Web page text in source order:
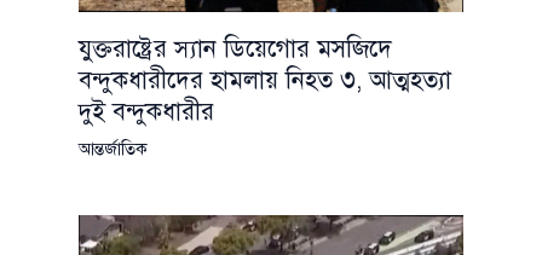
যুক্তরাষ্ট্রের স্যান ডিয়েগোর মসজিদে
বন্দুকধারীদের হামলায় নিহত ৩, আত্মহত্যা
দুই বন্দুকধারীর
আন্তর্জাতিক